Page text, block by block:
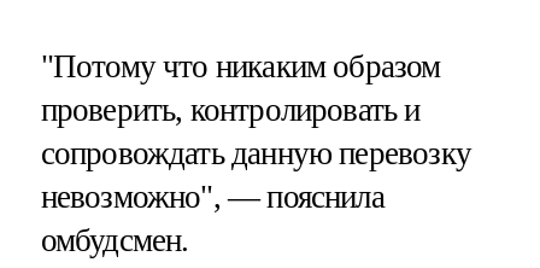
"Потому что никаким образом
проверить, контролировать и
сопровождать данную перевозку
невозможно", — пояснила
омбудсмен.